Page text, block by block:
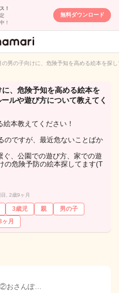
！
！
無料ダウンロード
匿名QA
の男の子向けに、危険予知を高める絵本を探
、危険予知を高める絵本を
ルや遊び方について教えてく
本教えてください！
のですが、最近危ないことばか
ぐ、公園での遊び方、家での遊
危険予防の絵本探してます(T
, 2歳9ヶ月
3歳児 親
男の子
月
おさんぽ…